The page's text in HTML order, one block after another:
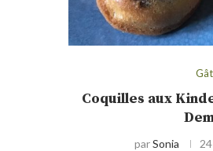
Coquilles aux
parSonia